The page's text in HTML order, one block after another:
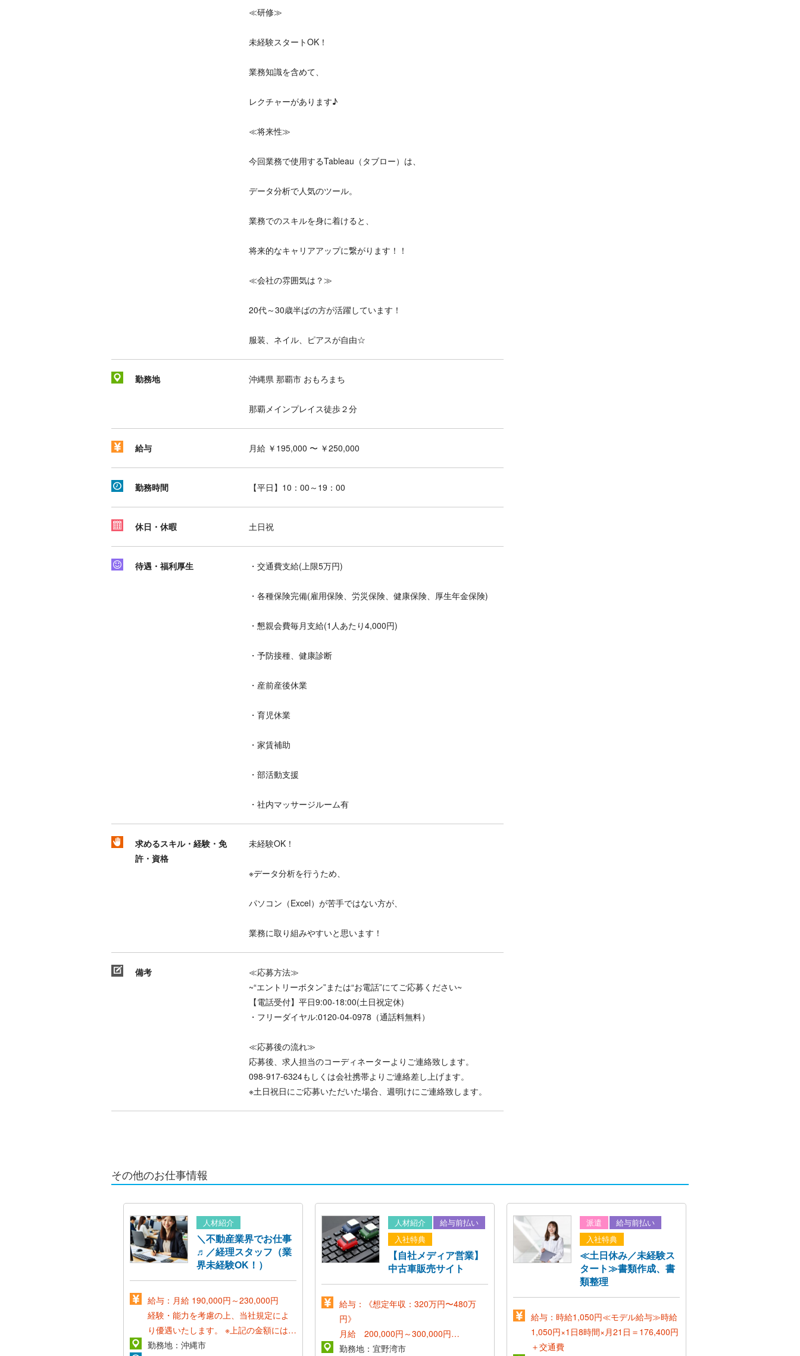
≪研修≫
未経験スタートOK！
業務知識を含めて、
レクチャーがあります♪
≪将来性≫
今回業務で使用するTableau（タブロー）は、
データ分析で人気のツール。
業務でのスキルを身に着けると、
将来的なキャリアアップに繋がります！！
≪会社の雰囲気は？≫
20代～30歳半ばの方が活躍しています！
服装、ネイル、ピアスが自由☆
勤務地 沖縄県 那覇市 おもろまち
那覇メインプレイス徒歩２分
給与 月給 ￥195,000 〜 ￥250,000
勤務時間 【平日】10：00～19：00
休日・休暇 土日祝
待遇・福利厚生 ・交通費支給(上限5万円)
・各種保険完備(雇用保険、労災保険、健康保険、厚生年金保険)
・懇親会費毎月支給(1人あたり4,000円)
・予防接種、健康診断
・産前産後休業
・育児休業
・家賃補助
・部活動支援
・社内マッサージルーム有
求めるスキル・経験・免
許・資格
未経験OK！
※データ分析を行うため、
パソコン（Excel）が苦手ではない方が、
業務に取り組みやすいと思います！
備考
≪応募方法≫
~“エントリーボタン”または“お電話”にてご応募ください~
【電話受付】平日9:00-18:00(土日祝定休)
・フリーダイヤル:0120-04-0978（通話料無料）
≪応募後の流れ≫
応募後、求人担当のコーディネーターよりご連絡致します。
098-917-6324もしくは会社携帯よりご連絡差し上げます。
※土日祝日にご応募いただいた場合、週明けにご連絡致します。
その他のお仕事情報
人材紹介
＼不動産業界でお仕事
♬／経理スタッフ（業
界未経験OK！）
給与：月給 190,000円～230,000円
経験・能力を考慮の上、当社規定によ
り優遇いたします。
※上記の金額にはみ
なし残業代￥20,000(約15時間分)が含
勤務地：沖縄市
人材紹介
給与前払い
入社特典
【自社メディア営業】
中古車販売サイト
給与：《想定年収：320万円〜480万
円》
月給 200,000円～300,000円
*賞与年2回*
勤務地：宜野湾市
派遣
給与前払い
入社特典
≪土日休み／未経験ス
タート≫書類作成、書
類整理
給与：時給1,050円≪モデル給与≫時給
1,050円×1日8時間×月21日＝176,400円
＋交通費